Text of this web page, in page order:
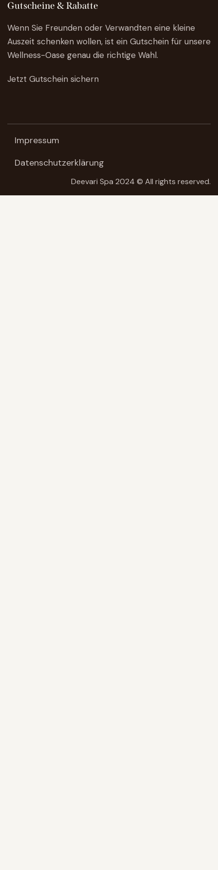
Gutscheine & Rabatte
Wenn Sie Freunden oder Verwandten eine kleine
Auszeit schenken wollen, ist ein Gutschein für unsere
Wellness-Oase genau die richtige Wahl.
Jetzt Gutschein sichern
Impressum
Datenschutzerklärung
Deevari Spa 2024 © All rights reserved.